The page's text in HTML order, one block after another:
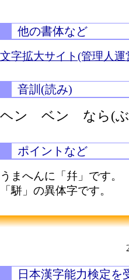
他の書体など
文字拡大サイト(管理人運
音訓(読み)
ヘン ベン なら(
ポイントなど
うまへんに「幷」です。
「駢」の異体字です。
日本漢字能力検定を